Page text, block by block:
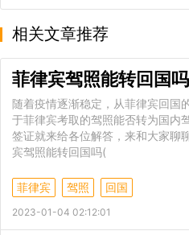
相关文章推荐
菲律宾驾照能转回国
随着疫情逐渐稳定，从菲律宾回国
于菲律宾考取的驾照能否转为国内
签证就来给各位解答，来和大家聊
宾驾照能转回国吗(
菲律宾 驾照 回国
2023-01-04 02:12:01